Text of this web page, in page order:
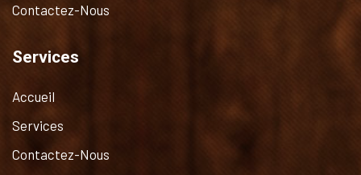
Contactez-Nous
Services
Accueil
Services
Contactez-Nous